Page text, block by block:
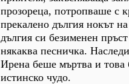
прозореца, потропваше с
прекалено дългия нокът
дългия си безименен
някаква песничка.
Ирена беше мъртва и това
истинско чудо.